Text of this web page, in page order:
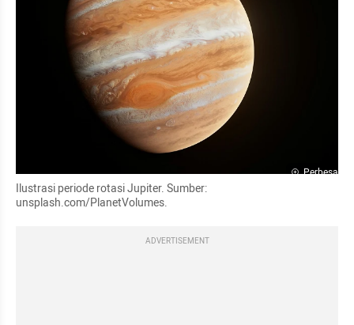
Perbesar
Ilustrasi periode rotasi Jupiter. Sumber:
unsplash.com/PlanetVolumes.
ADVERTISEMENT